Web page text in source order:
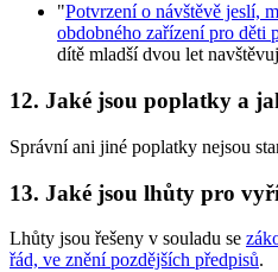
"Potvrzení o návštěvě jeslí,
obdobného zařízení pro děti
dítě mladší dvou let
12. Jaké jsou poplatky a
Správní ani jiné poplatky nejsou
13. Jaké jsou lhůty pro
Lhůty jsou řešeny v souladu se
řád, ve znění pozdějších předpisů.